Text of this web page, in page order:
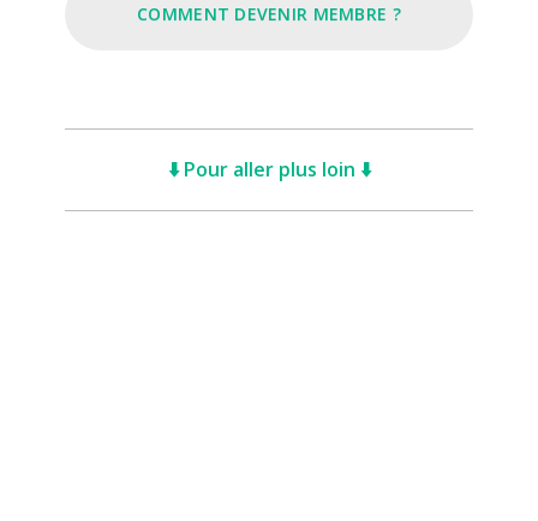
COMMENT DEVENIR MEMBRE ?
⬇️ Pour aller plus loin ⬇️